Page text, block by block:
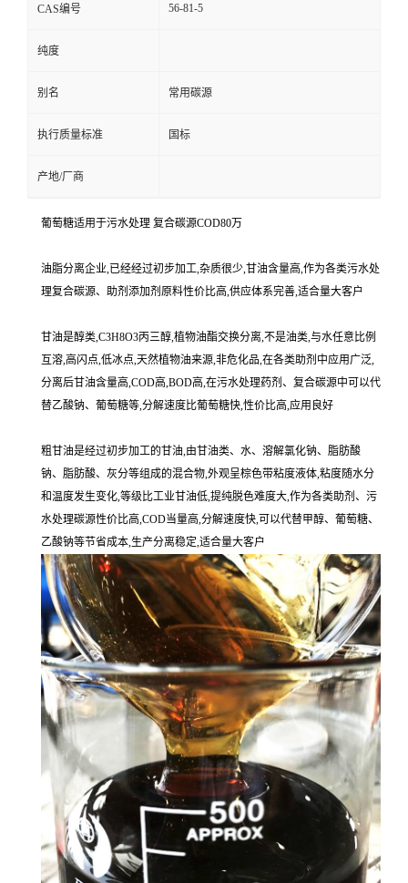
CAS编号 56-81-5
纯度
别名 常用碳源
执行质量标准 国标
产地/厂商
葡萄糖适用于污水处理 复合碳源COD80万
油脂分离企业,已经经过初步加工,杂质很少,甘油含量高,作为各类污水处
理复合碳源、助剂添加剂原料性价比高,供应体系完善,适合量大客户
甘油是醇类,C3H8O3丙三醇,植物油酯交换分离,不是油类,与水任意比例
互溶,高闪点,低冰点,天然植物油来源,非危化品,在各类助剂中应用广泛,
分离后甘油含量高,COD高,BOD高,在污水处理药剂、复合碳源中可以代
替乙酸钠、葡萄糖等,分解速度比葡萄糖快,性价比高,应用良好
粗甘油是经过初步加工的甘油,由甘油类、水、溶解氯化钠、脂肪酸
钠、脂肪酸、灰分等组成的混合物,外观呈棕色带粘度液体,粘度随水分
和温度发生变化,等级比工业甘油低,提纯脱色难度大,作为各类助剂、污
水处理碳源性价比高,COD当量高,分解速度快,可以代替甲醇、葡萄糖、
乙酸钠等节省成本,生产分离稳定,适合量大客户